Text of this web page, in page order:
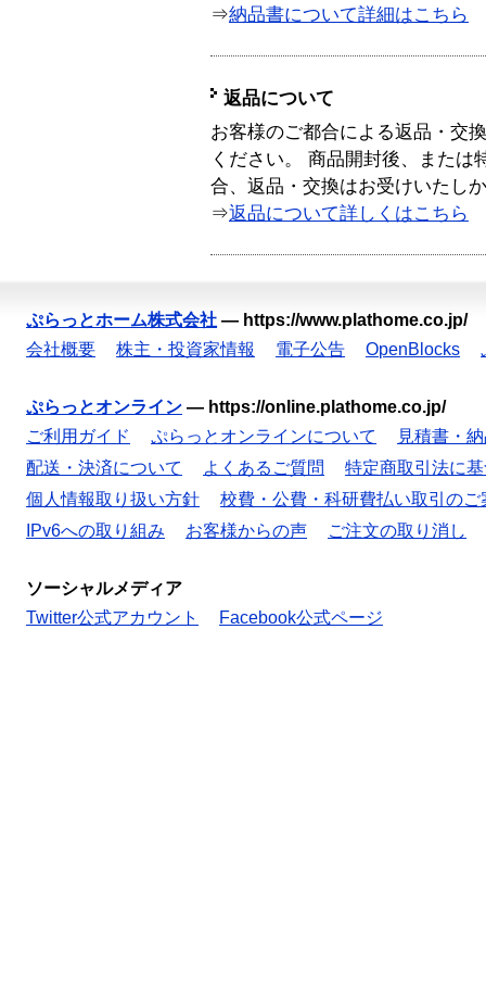
⇒納品書について詳細はこちら
返品について
お客様のご都合による返品・交
ください。 商品開封後、または
合、返品・交換はお受けいたし
⇒返品について詳しくはこちら
ぷらっとホーム株式会社 — https://www.plathome.co.jp/
会社概要
株主・投資家情報 電子公告 OpenBlocks
ぷらっとオンライン — https://online.plathome.co.jp/
ご利用ガイド
ぷらっとオンラインについて
見積書・
配送・決済について
よくあるご質問
特定商取引法に
個人情報取り扱い方針
校費・公費・科研費払い取引のご
IPv6への取り組み
お客様からの声 ご注文の取り消し
ソーシャルメディア
Twitter公式アカウント
Facebook公式ページ